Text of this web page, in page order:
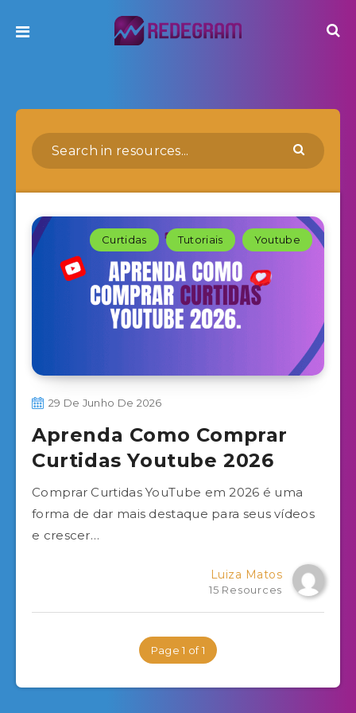
Curtidas Tutoriais Youtube
29 De Junho De 2026
Aprenda Como Comprar
Curtidas Youtube 2026
Comprar Curtidas YouTube em 2026 é uma
forma de dar mais destaque para seus vídeos
e crescer…
Luiza Matos
15 Resources
Page 1 of 1